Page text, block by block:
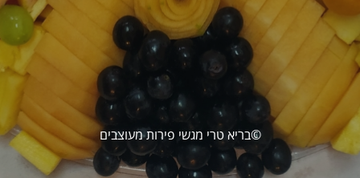
©בריא טרי מגשי פירות מעוצבים